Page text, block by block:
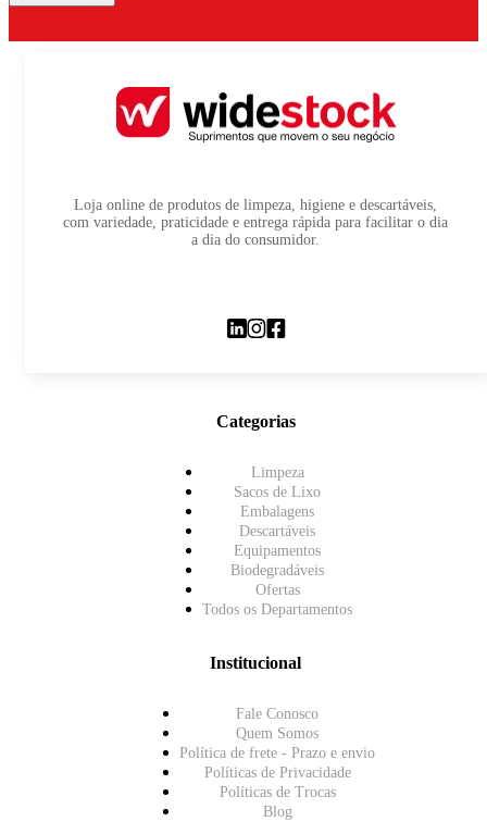
Loja online de produtos de limpeza, higiene e descartáveis,
com variedade, praticidade e entrega rápida para facilitar o dia
a dia do consumidor.
Categorias
Limpeza
Sacos de Lixo
Embalagens
Descartáveis
Equipamentos
Biodegradáveis
Ofertas
Todos os Departamentos
Institucional
Fale Conosco
Quem Somos
Política de frete - Prazo e envio
Políticas de Privacidade
Políticas de Trocas
Blog